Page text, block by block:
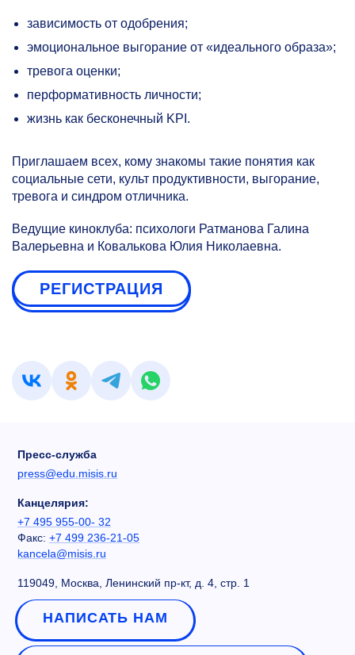
зависимость от одобрения;
эмоциональное выгорание от «идеального образа»;
тревога оценки;
перформативность личности;
жизнь как бесконечный KPI.
Приглашаем всех, кому знакомы такие понятия как
социальные сети, культ продуктивности, выгорание,
тревога и синдром отличника.
Ведущие киноклуба: психологи Ратманова Галина
Валерьевна и Ковалькова Юлия Николаевна.
РЕГИСТРАЦИЯ
Пресс-служба
press@edu.misis.ru
Канцелярия:
+7 495 955-00- 32
Факс: +7 499 236-21-05
kancela@misis.ru
119049, Москва, Ленинский пр-кт, д. 4, стр. 1
НАПИСАТЬ НАМ